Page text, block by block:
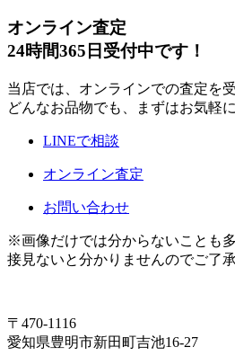
オンライン査定
24時間365日受付中です！
当店では、オンラインでの査定を
どんなお品物でも、まずはお気軽
LINEで相談
オンライン査定
お問い合わせ
※画像だけでは分からないことも
接見ないと分かりませんのでご了承
〒470-1116
愛知県豊明市新田町吉池16-27